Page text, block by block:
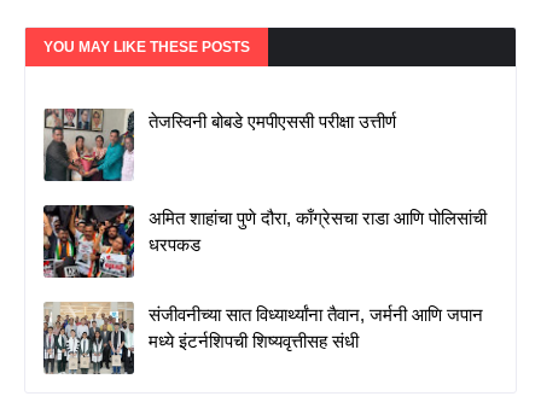
YOU MAY LIKE THESE POSTS
तेजस्विनी बोबडे एमपीएससी परीक्षा उत्तीर्ण
अमित शाहांचा पुणे दौरा, काँग्रेसचा राडा आणि पोलिसांची
धरपकड
संजीवनीच्या सात विध्यार्थ्यांना तैवान, जर्मनी आणि जपान
मध्ये इंटर्नशिपची शिष्यवृत्तीसह संधी